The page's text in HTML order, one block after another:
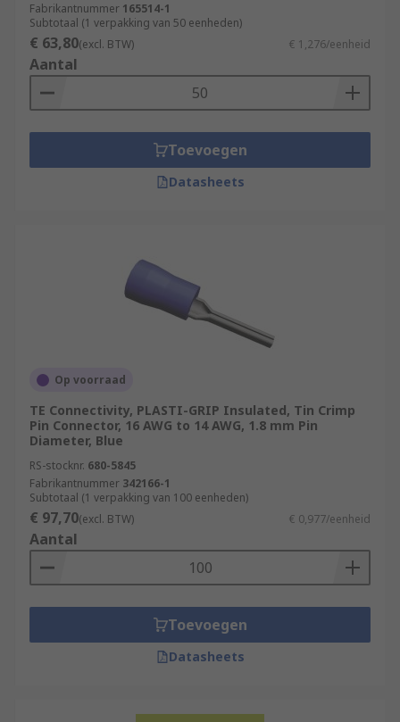
Fabrikantnummer 165514-1
Subtotaal (1 verpakking van 50 eenheden)
€ 63,80(excl. BTW) € 1,276/eenheid
Aantal
Toevoegen
Datasheets
Op voorraad
TE Connectivity, PLASTI-GRIP Insulated, Tin Crimp
Pin Connector, 16 AWG to 14 AWG, 1.8 mm Pin
Diameter, Blue
RS-stocknr. 680-5845
Fabrikantnummer 342166-1
Subtotaal (1 verpakking van 100 eenheden)
€ 97,70(excl. BTW) € 0,977/eenheid
Aantal
Toevoegen
Datasheets